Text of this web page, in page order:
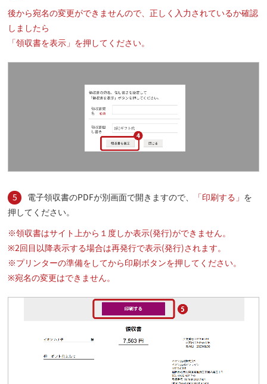
後から宛名の変更ができませんので、正しく入力されているか確認
しましたら
「領収書を表示」を押してください。
5 電子領収書のPDFが別画面で開きますので、 「印刷する」 を
押してください。
※領収書はサイト上から１度しか表示(発行)ができません。
※2回目以降表示する場合は再発行で表示(発行)されます。
※プリンターの準備をしてから印刷ボタンを押してください。
※宛名の変更はできません。